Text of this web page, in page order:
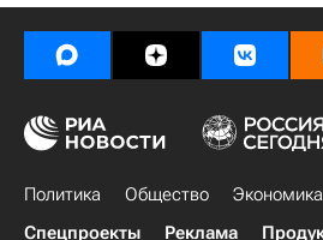
Политика Общество Экономика
Спецпроекты
Реклама